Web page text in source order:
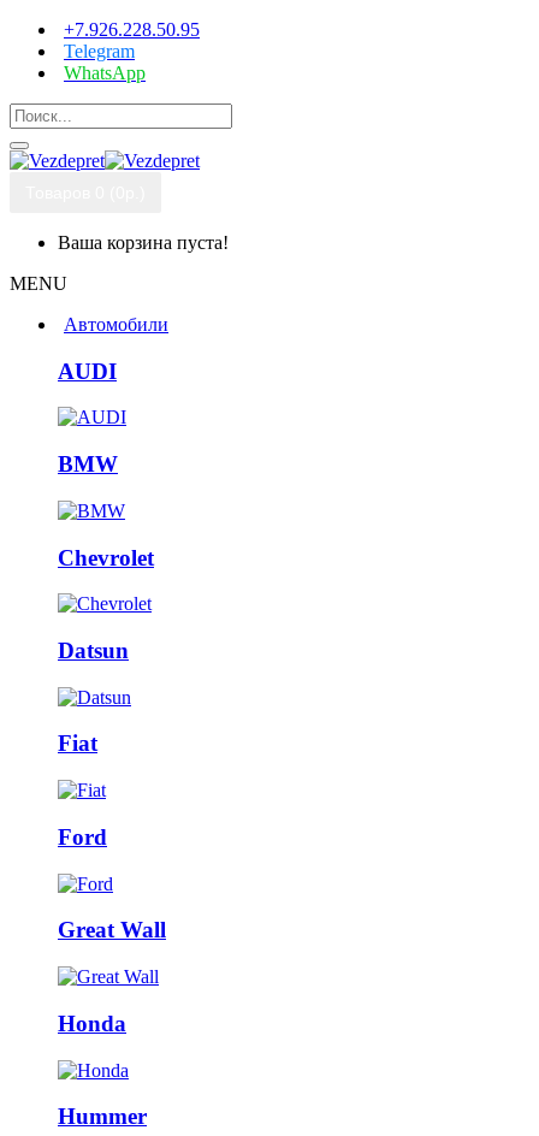
+7.926.228.50.95
Telegram
WhatsApp
Ваша корзина пуста!
MENU
Автомобили
AUDI
BMW
Chevrolet
Datsun
Fiat
Ford
Great Wall
Honda
Hummer